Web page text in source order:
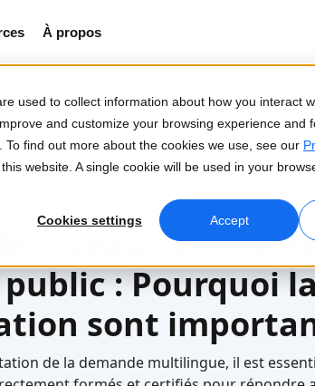
used to collect information about how you interact
and customize your browsing experience and
find out more about the cookies we use, see our
website. A single cookie will be used in your
Cookies settings Accept
À propos
à l'interprétation dans le secteur public
Publié le 2025-08-01
le niveau de
: Pourquoi
sont
de la demande multilingue, il est